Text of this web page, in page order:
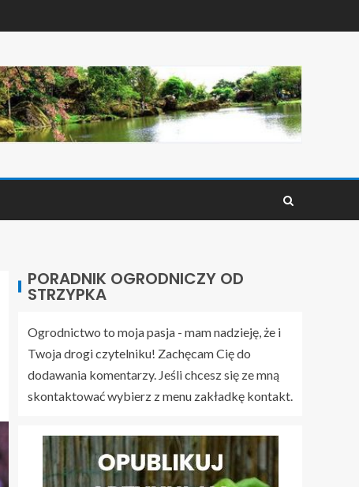
PORADNIK OGRODNICZY OD
STRZYPKA
Ogrodnictwo to moja pasja - mam nadzieję, że i
Twoja drogi czytelniku! Zachęcam Cię do
dodawania komentarzy. Jeśli chcesz się ze mną
skontaktować wybierz z menu zakładkę kontakt.